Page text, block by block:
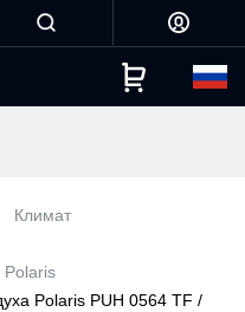
Климат
Polaris
Polaris PUH 0564 TF /